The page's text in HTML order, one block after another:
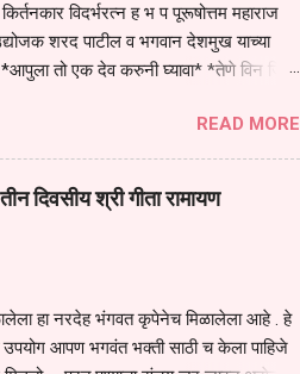
विदर्भरत्न ह भ प पूरूषोत्तम महाराज
शरद पाटील व भगवान देशमुख याच्या
तो एक देव करुनी घ्यावा* *तेणे विन जिवा
सारख्या महामारीत आपंण जिवंत आहोत या
लागेल महामारीच्या काळात वारकरी
असणे गरजेचे आहे कोरोना ने मानवी जीवनातील
नामसाधना ही त्याच्यासाठी खूप मोठा
READ MORE
दिवसीय श्री गीता रामायण
हा नरदेह भंगवत कृपेनेच मिळालेला आहे . हे
उपयोग आपण भगवंत भक्ती साठी च केला पाहिजे